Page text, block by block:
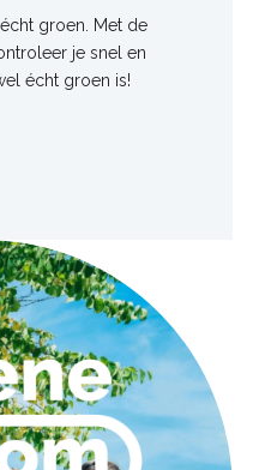
groen. Met de
je snel en
écht groen is!